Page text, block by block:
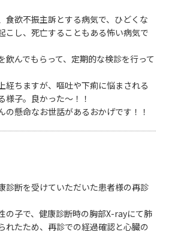
食欲不振主訴とする病気で、ひどくな
こし、死亡することもある怖い病気で
飲んでもらって、定期的な検診を行って
経ちますが、嘔吐や下痢に悩まされる
様子。良かった～！！
の懸命なお世話があるおかげです！！
診断を受けていただいた患者様の再診
の子で、健康診断時の胸部X-rayにて肺
れたため、再診での経過確認と心臓の